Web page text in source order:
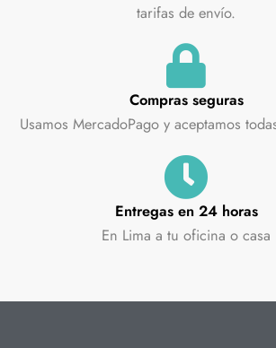
tarifas de envío.
Compras seguras
Usamos MercadoPago y aceptamos
Entregas en 24 horas
En Lima a tu oficina o casa